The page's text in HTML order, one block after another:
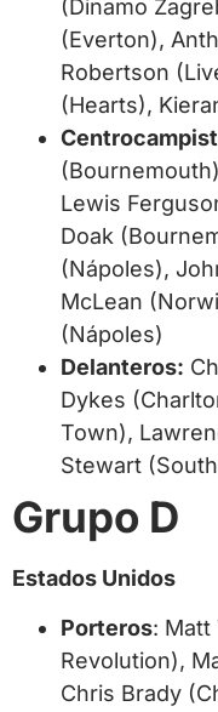
(Dinamo
(Everton),
Robertson
(Hearts),
Lewis
Doak
(Nápoles),
McLean
(Nápoles)
Delanteros:
Dykes
Town),
Stewart
Grupo D
Estados Unidos
Porteros: Matt
Revolution),
Chris Brady